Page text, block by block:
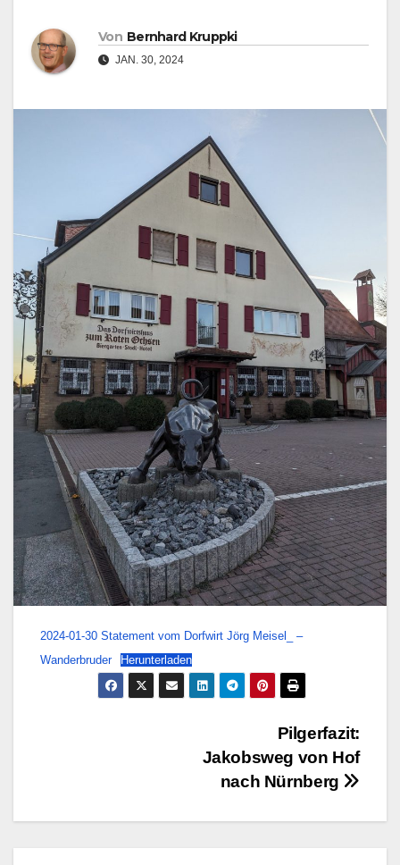
Von Bernhard Kruppki
JAN. 30, 2024
2024-01-30 Statement vom Dorfwirt Jörg Meisel_ –
Wanderbruder
Herunterladen
BeitragsnavigationPilgerfazit:
Jakobsweg von Hof
nach Nürnberg